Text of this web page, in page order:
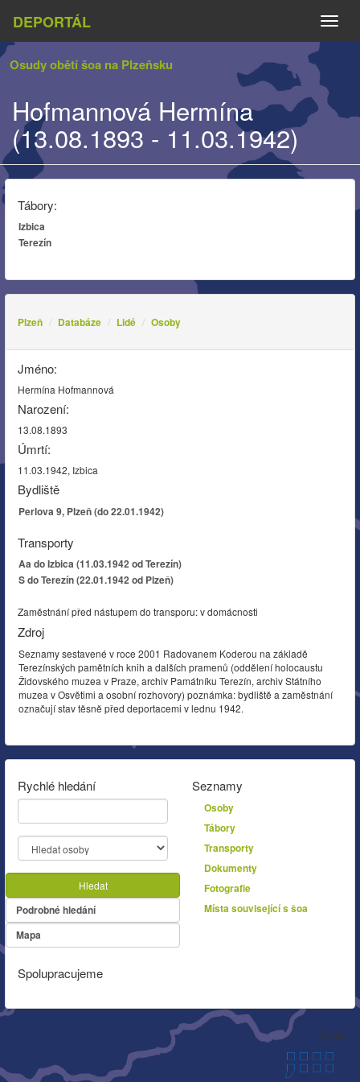
DEPORTÁL
Osudy obětí šoa na Plzeňsku
Hofmannová Hermína
(13.08.1893 - 11.03.1942)
Tábory:
Izbica
Terezín
Plzeň Databáze Lidé Osoby
Jméno:
Hermína Hofmannová
Narození:
13.08.1893
Úmrtí:
11.03.1942, Izbica
Bydliště
Perlova 9, Plzeň (do 22.01.1942)
Transporty
Aa do Izbica (11.03.1942 od Terezín)
S do Terezín (22.01.1942 od Plzeň)
Zaměstnání před nástupem do transporu: v domácnosti
Zdroj
Seznamy sestavené v roce 2001 Radovanem Koderou na základě
Terezínských pamětních knih a dalších pramenů (oddělení holocaustu
Židovského muzea v Praze, archiv Památníku Terezín, archiv Státního
muzea v Osvětimi a osobní rozhovory) poznámka: bydliště a zaměstnání
označují stav těsně před deportacemi v lednu 1942.
Rychlé hledání
Hledat
Podrobné hledání
Mapa
Seznamy
Osoby
Tábory
Transporty
Dokumenty
Fotografie
Místa související s šoa
Spolupracujeme
Autor